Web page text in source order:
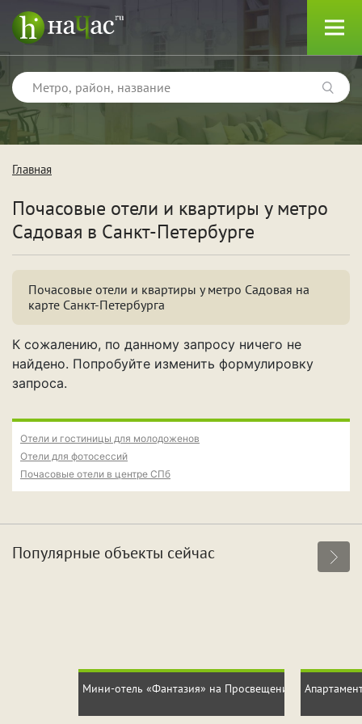
Тип
Квартиры
Свидание Для новобрачных
Вечеринка
Собственная парковка Кондиционер
Главная
Почасовые отели и квартиры у метро
Садовая в Санкт-Петербурге
Почасовые отели и квартиры у метро Садовая на
карте Санкт-Петербурга
К сожалению, по данному запросу ничего не
найдено. Попробуйте изменить формулировку
запроса.
Отели и гостиницы для молодоженов
Отели для фотосессий
Почасовые отели в центре СПб
Популярные объекты сейчас
Мини-отель «Фантазия» на Просвещения